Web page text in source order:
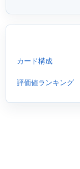
カード構成
評価値ランキング